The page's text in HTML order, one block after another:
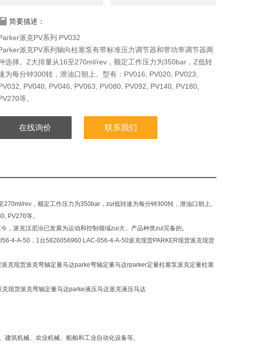
简要描述：
派克PV系列 PV032
派克PV系列轴向柱塞泵有带标准压力调节器和带功率调节器两
选择。Z大排量从16至270ml/rev，额定工作压力为350bar，Z低转
为每分钟300转，泄油口朝上。型有：PV016, PV020, PV023,
PV040, PV046, PV063, PV080, PV092, PV140, PV180,
等。
在线询价 联系我们
rev，额定工作压力为350bar，zui低转速为每分钟300转，泄油口朝上。
PV270等。
派克汉尼汾已发展为运动和控制领域zui大、产品种类zui完备的。
4-A-50，1台5826056960 LAC-056-4-A-50派克现货PARKER现货派克现货
克现货派克弯轴定量马达parke弯轴定量马达rparker定量柱塞泵派克定量柱塞
现货派克弯轴定量马达parke液压马达派克液压马达
筑机械、农业机械、船舶和工业自动化设备等。